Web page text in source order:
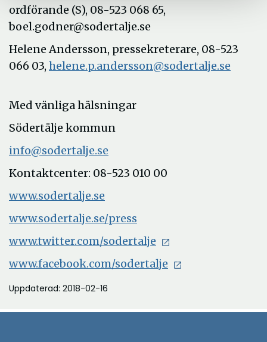
ordförande (S), 08-523 068 65,
boel.godner@sodertalje.se
Helene Andersson, pressekreterare, 08-523
066 03, helene.p.andersson@sodertalje.se
Med vänliga hälsningar
Södertälje kommun
info@sodertalje.se
Kontaktcenter: 08-523 010 00
www.sodertalje.se
www.sodertalje.se/press
www.twitter.com/sodertalje
www.facebook.com/sodertalje
Uppdaterad: 2018-02-16